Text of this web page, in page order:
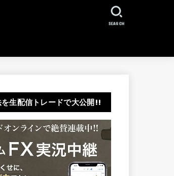
SEARCH
を生配信トレードで大公開!!